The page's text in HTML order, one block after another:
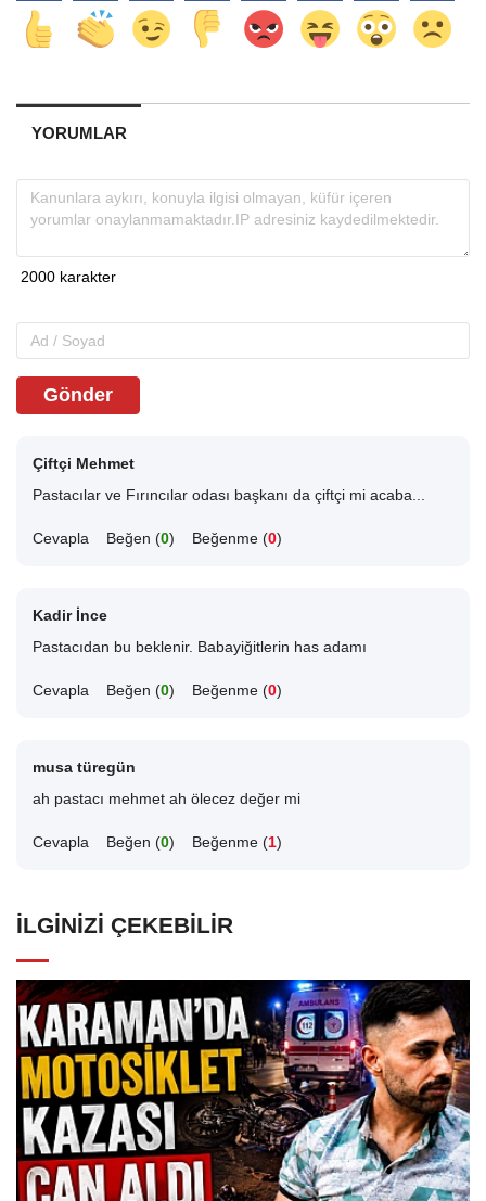
YORUMLAR
Gönder
Çiftçi Mehmet
Pastacılar ve Fırıncılar odası başkanı da çiftçi mi acaba...
Cevapla Beğen (0) Beğenme (0)
Kadir İnce
Pastacıdan bu beklenir. Babayiğitlerin has adamı
Cevapla Beğen (0) Beğenme (0)
musa türegün
ah pastacı mehmet ah ölecez değer mi
Cevapla Beğen (0) Beğenme (1)
İLGINIZI ÇEKEBILIR